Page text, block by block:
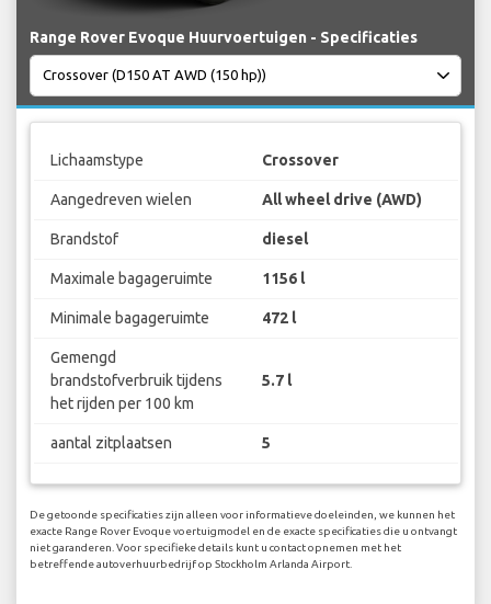
Range Rover Evoque Huurvoertuigen - Specificaties
Lichaamstype Crossover
Aangedreven wielen All wheel drive (AWD)
Brandstof diesel
Maximale bagageruimte 1156 l
Minimale bagageruimte 472 l
Gemengd
brandstofverbruik tijdens
het rijden per 100 km
5.7 l
aantal zitplaatsen 5
De getoonde specificaties zijn alleen voor informatieve doeleinden, we kunnen het
exacte Range Rover Evoque voertuigmodel en de exacte specificaties die u ontvangt
niet garanderen. Voor specifieke details kunt u contact opnemen met het
betreffende autoverhuurbedrijf op Stockholm Arlanda Airport.